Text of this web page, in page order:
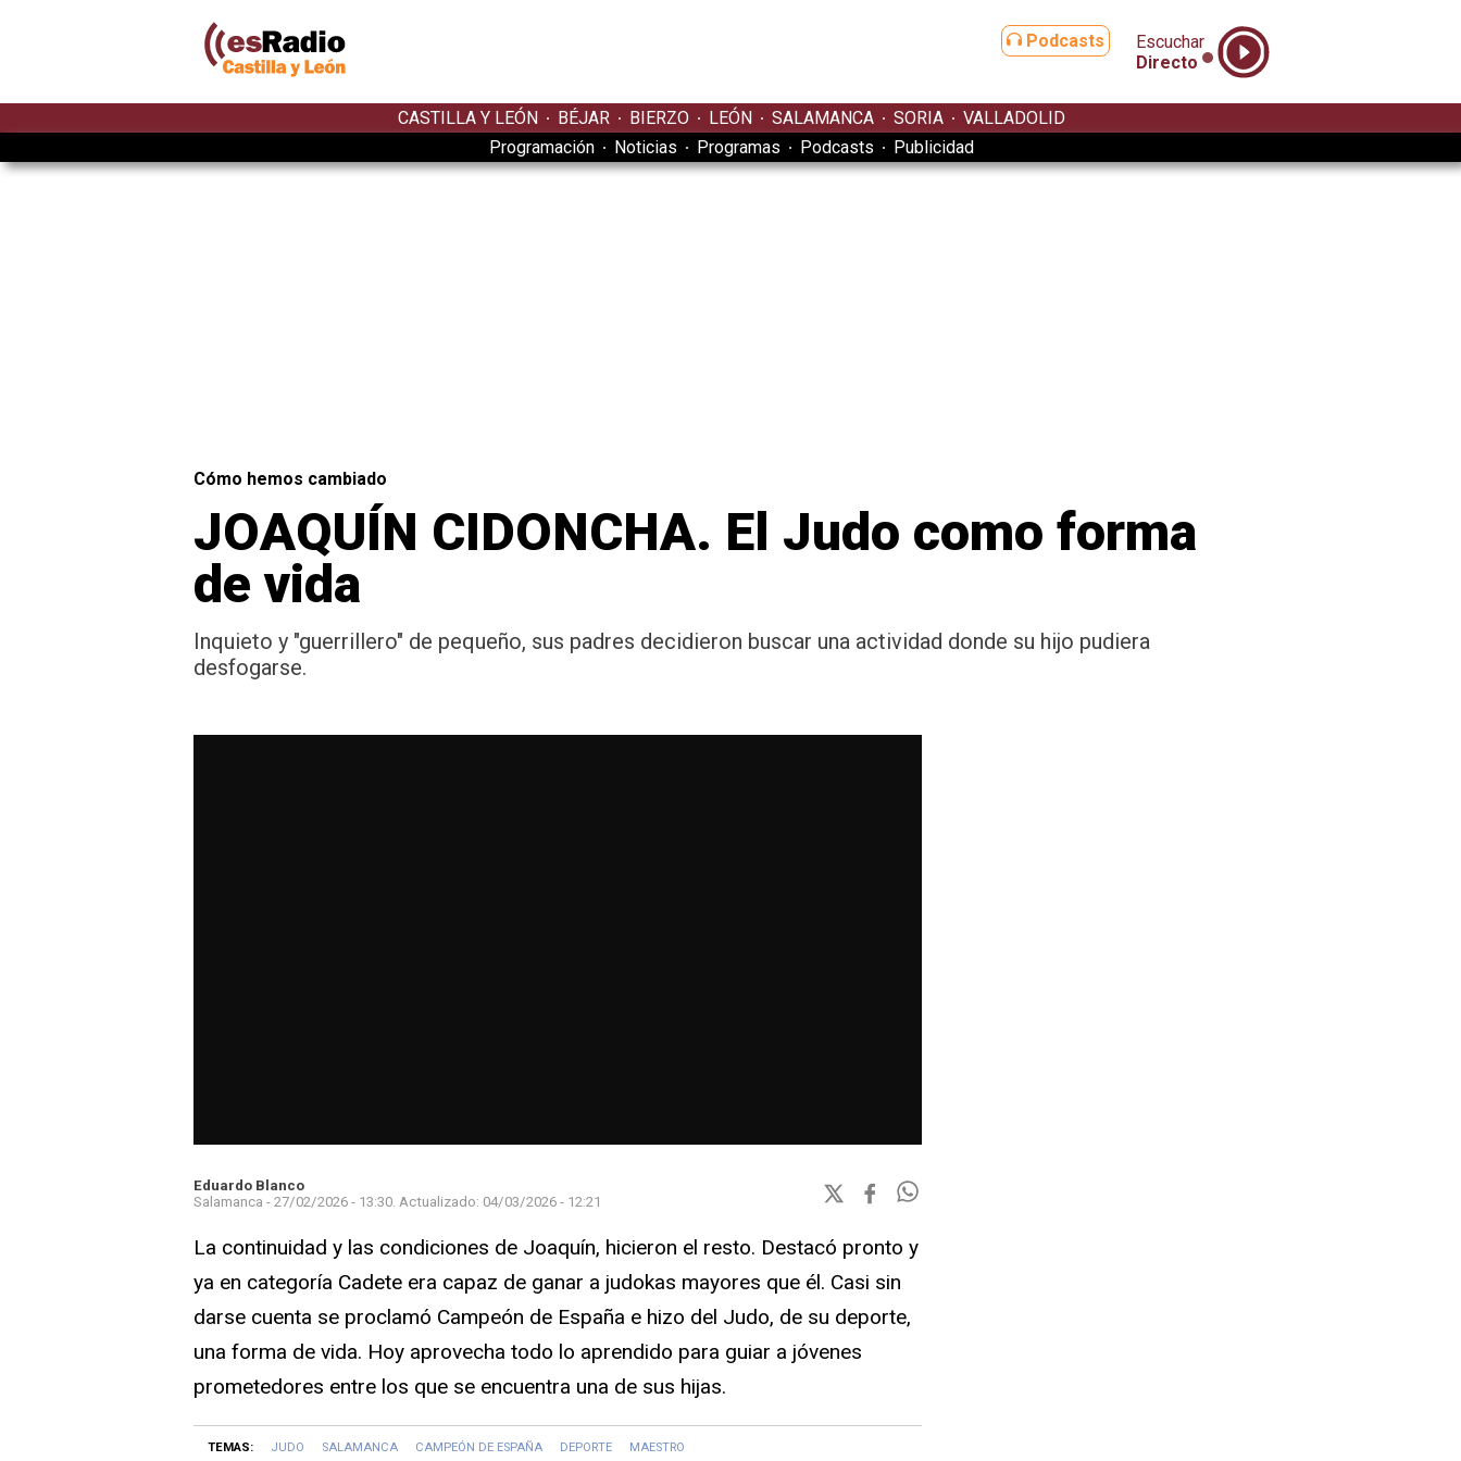
Podcasts
Escuchar
Directo
CASTILLA Y LEÓN BÉJAR BIERZO LEÓN SALAMANCA SORIA
VALLADOLID
Programación
Noticias Programas Podcasts Publicidad
Cómo hemos cambiado
JOAQUÍN CIDONCHA. El Judo como forma
de vida
Inquieto y "guerrillero" de pequeño, sus padres decidieron buscar una actividad donde su hijo pudiera
desfogarse.
Eduardo Blanco
Salamanca - 27/02/2026 - 13:30. Actualizado: 04/03/2026 - 12:21
La continuidad y las condiciones de Joaquín, hicieron el resto. Destacó pronto y
ya en categoría Cadete era capaz de ganar a judokas mayores que él. Casi sin
darse cuenta se proclamó Campeón de España e hizo del Judo, de su deporte,
una forma de vida. Hoy aprovecha todo lo aprendido para guiar a jóvenes
prometedores entre los que se encuentra una de sus hijas.
TEMAS: JUDO SALAMANCA CAMPEÓN DE ESPAÑA DEPORTE MAESTRO